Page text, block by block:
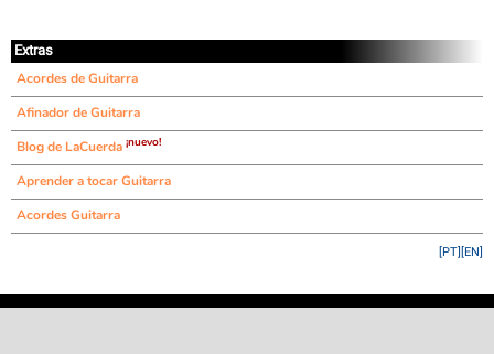
Extras
Acordes de Guitarra
Afinador de Guitarra
Blog de LaCuerda ¡nuevo!
Aprender a tocar Guitarra
Acordes Guitarra
[EN]
[PT]